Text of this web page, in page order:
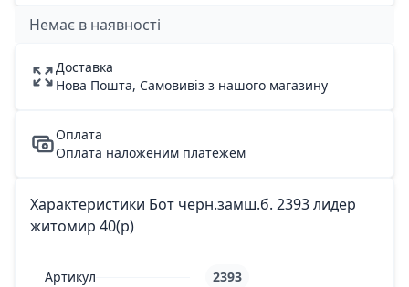
Немає в наявності
Доставка
Нова Пошта, Самовивіз з нашого магазину
Оплата
Оплата наложеним платежем
Характеристики Бот черн.замш.б. 2393 лидер
житомир 40(р)
Артикул 2393